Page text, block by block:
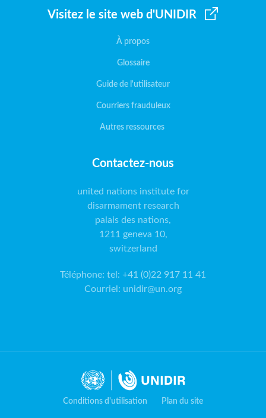
Visitez le site web d'UNIDIR
À propos
Glossaire
Guide de l'utilisateur
Courriers frauduleux
Autres ressources
Contactez-nous
united nations institute for
disarmament research
palais des nations,
1211 geneva 10,
switzerland
Téléphone: tel: +41 (0)22 917 11 41
Courriel : unidir@un.org
Conditions d'utilisation Plan du site